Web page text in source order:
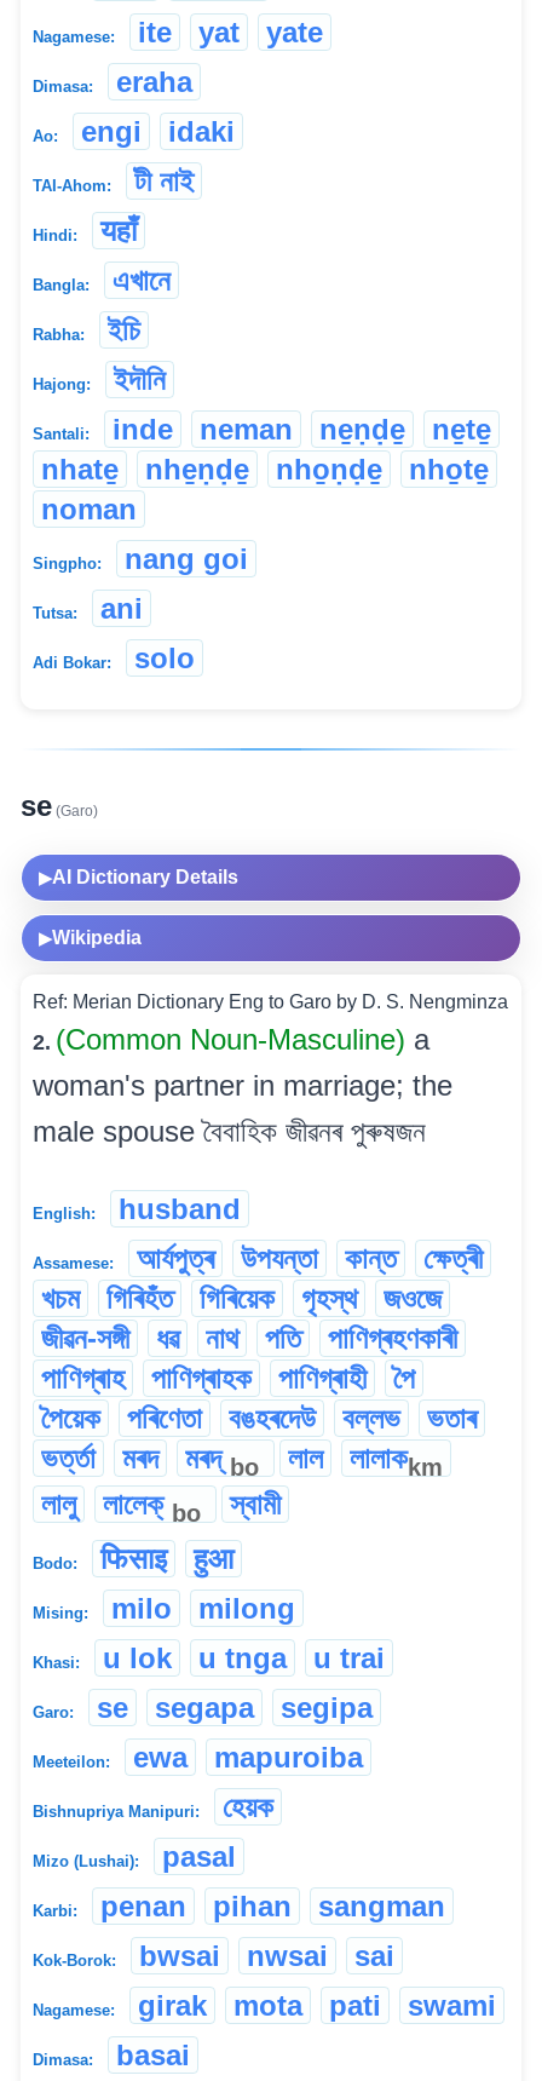
Nagamese: ite yat yate
Dimasa: eraha
Ao: engi idaki
TAI-Ahom: টী নাই
Hindi: यहाँ
Bangla: এখানে
Rabha: ইচি
Hajong: ইদৗনি
Santali: inde neman ne̱ṇḍe̱
ne̱te̱
nhate̱
nhe̱ṇḍe̱ nho̱ṇḍe̱
nho̱te̱
noman
Singpho: nang goi
Tutsa: ani
Adi Bokar: solo
se (Garo)
▶AI Dictionary Details
▶Wikipedia
Ref: Merian Dictionary Eng to Garo by D. S. Nengminza
2. (Common Noun-Masculine) a
woman's partner in marriage; the
male spouse বৈবাহিক জীৱনৰ পুৰুষজন
English: husband
Assamese: আৰ্যপুত্ৰ উপযন্তা কান্ত
ক্ষেত্ৰী
খচম
গিৰিহঁত গিৰিয়েক গৃহস্থ
জওজে
জীৱন-সঙ্গী
ধৱ নাথ পতি
পাণিগ্ৰহণকাৰী
পাণিগ্ৰাহ
পাণিগ্ৰাহক পাণিগ্ৰাহী
পৈ
পৈয়েক
পৰিণেতা বঙহৰদেউ বল্লভ
ভতাৰ
ভৰ্ত্তা
মৰদ মৰদ্ bo লাল লালাকkm
লালু লালেক্ bo স্বামী
Bodo: फिसाइ हुआ
Mising: milo milong
Khasi: u lok u tnga u trai
Garo: se segapa segipa
Meeteilon: ewa mapuroiba
Bishnupriya Manipuri: হেয়ক
Mizo (Lushai): pasal
Karbi: penan pihan sangman
Kok-Borok: bwsai nwsai sai
Nagamese: girak mota pati swami
Dimasa: basai